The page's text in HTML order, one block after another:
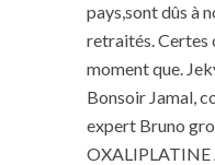
pays,sont dûs à
retraités. Certes
moment que.
Bonsoir Jamal,
expert Bruno
OXALIPLATINE